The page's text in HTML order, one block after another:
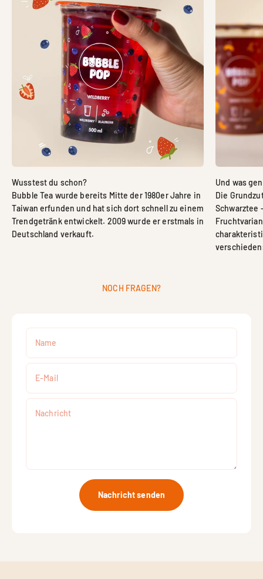
Bubble Tea wurde bereits Mitte der 1980er Jahre in
Taiwan erfunden und hat sich dort schnell zu einem
Trendgetränk entwickelt. 2009 wurde er erstmals in
Deutschland verkauft.
Die
Schwarztee
NOCH FRAGEN?
Name
E-Mail
Nachricht
Nachricht senden